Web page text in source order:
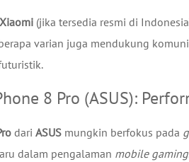
Xiaomi (jika tersedia resmi di
varian juga mendukung
8 Pro (ASUS):
dari ASUS mungkin berfokus pada
dalam pengalaman mobile gaming